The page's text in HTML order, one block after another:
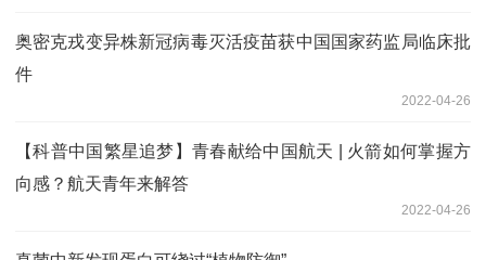
奥密克戎变异株新冠病毒灭活疫苗获中国国家药监局临床批
件
2022-04-26
【科普中国繁星追梦】青春献给中国航天 | 火箭如何掌握方
向感？航天青年来解答
2022-04-26